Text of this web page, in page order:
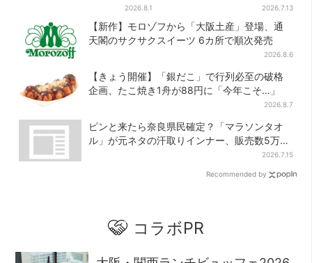
初コラボ 紙袋まで限定デザ
インに
2026.8.1
る“豪華スーパー”を調査2026.7.13
【新作】モロゾフから「大阪土産」登場、通
天閣のサクサクスイーツ 6カ所で順次発売
2026.8.6
【きょう開催】「銀だこ」で行列必至の破格
企画、たこ焼き1舟が88円に「今年こそ…」
2026.8.7
ピンと来たら奈良県民確定？「マラソンタオ
ル」が元ネタの汗取りインナー、販売数5万枚
2026.7.15
Recommended by
コラボPR